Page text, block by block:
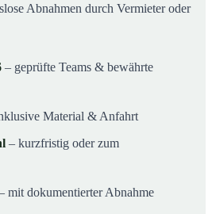
Abnahmen durch Vermieter oder
– geprüfte Teams & bewährte
Material & Anfahrt
– kurzfristig oder zum
mit dokumentierter Abnahme